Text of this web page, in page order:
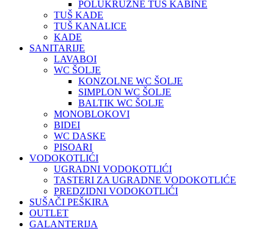
POLUKRUŽNE TUŠ KABINE
TUŠ KADE
TUŠ KANALICE
KADE
SANITARIJE
LAVABOI
WC ŠOLJE
KONZOLNE WC ŠOLJE
SIMPLON WC ŠOLJE
BALTIK WC ŠOLJE
MONOBLOKOVI
BIDEI
WC DASKE
PISOARI
VODOKOTLIĆI
UGRADNI VODOKOTLIĆI
TASTERI ZA UGRADNE VODOKOTLIĆE
PREDZIDNI VODOKOTLIĆI
SUŠAČI PEŠKIRA
OUTLET
GALANTERIJA